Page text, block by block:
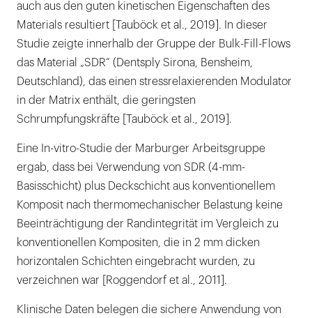
auch aus den guten kinetischen Eigenschaften des
Materials resultiert [Tauböck et al., 2019]. In dieser
Studie zeigte innerhalb der Gruppe der Bulk-Fill-Flows
das Material „SDR“ (Dentsply Sirona, Bensheim,
Deutschland), das einen stressrelaxierenden Modulator
in der Matrix enthält, die geringsten
Schrumpfungskräfte [Tauböck et al., 2019].
Eine In-vitro-Studie der Marburger Arbeitsgruppe
ergab, dass bei Verwendung von SDR (4-mm-
Basisschicht) plus Deckschicht aus konventionellem
Komposit nach thermomechanischer Belastung keine
Beeinträchtigung der Randintegrität im Vergleich zu
konventionellen Kompositen, die in 2 mm dicken
horizontalen Schichten eingebracht wurden, zu
verzeichnen war [Roggendorf et al., 2011].
Klinische Daten belegen die sichere Anwendung von